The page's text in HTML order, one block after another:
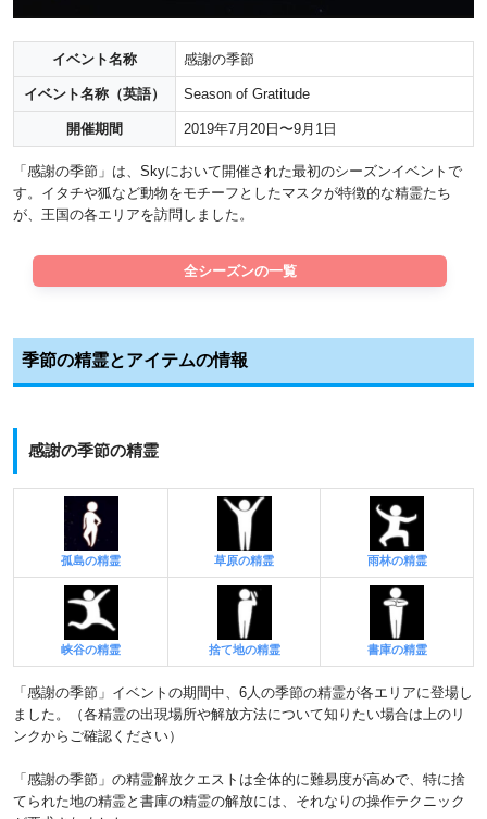
イベント名称 感謝の季節
イベント名称（英語） Season of Gratitude
開催期間 2019年7月20日〜9月1日
「感謝の季節」は、Skyにおいて開催された最初のシーズンイベントで
す。イタチや狐など動物をモチーフとしたマスクが特徴的な精霊たち
が、王国の各エリアを訪問しました。
全シーズンの一覧
季節の精霊とアイテムの情報
感謝の季節の精霊
孤島の精霊 草原の精霊 雨林の精霊
峡谷の精霊 捨て地の精霊 書庫の精霊
「感謝の季節」イベントの期間中、6人の季節の精霊が各エリアに登場し
ました。（各精霊の出現場所や解放方法について知りたい場合は上のリ
ンクからご確認ください）
「感謝の季節」の精霊解放クエストは全体的に難易度が高めで、特に捨
てられた地の精霊と書庫の精霊の解放には、それなりの操作テクニック